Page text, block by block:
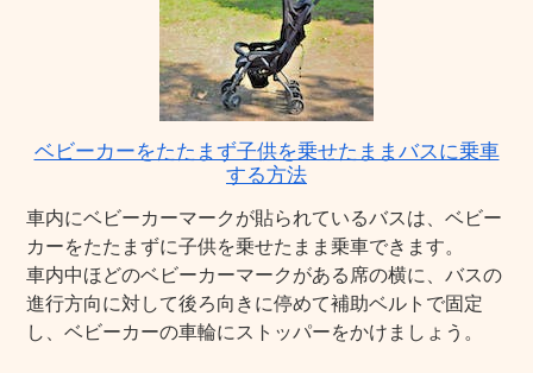
ベビーカーをたたまず子供を乗せたままバスに乗車
する方法
車内にベビーカーマークが貼られているバスは、ベビー
カーをたたまずに子供を乗せたまま乗車できます。
車内中ほどのベビーカーマークがある席の横に、バスの
進行方向に対して後ろ向きに停めて補助ベルトで固定
し、ベビーカーの車輪にストッパーをかけましょう。